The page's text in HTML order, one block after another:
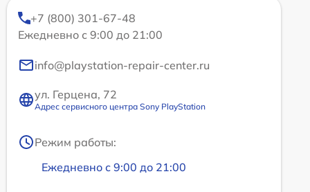
+7 (800) 301-67-48
Ежедневно с 9:00 до 21:00
info@playstation-repair-center.ru
ул. Герцена, 72
Адрес сервисного центра Sony PlayStation
Режим работы:
Ежедневно с 9:00 до 21:00